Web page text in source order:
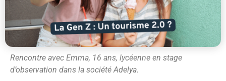
Rencontre avec Emma, 16 ans, lycéenne en stage
d’observation dans la société Adelya.